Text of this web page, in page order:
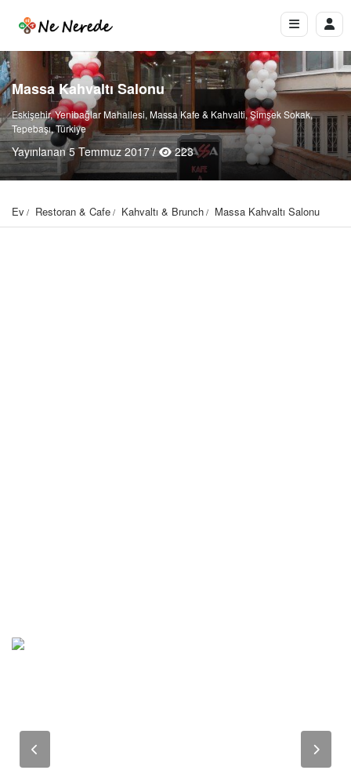
Massa Kahvaltı Salonu
Eskişehir, Yenibağlar Mahallesi, Massa Kafe & Kahvalti, Şimşek Sokak,
Tepebaşı, Türkiye
Yayınlanan 5 Temmuz 2017 / 223
Ev Restoran & Cafe Kahvaltı & Brunch Massa Kahvaltı Salonu